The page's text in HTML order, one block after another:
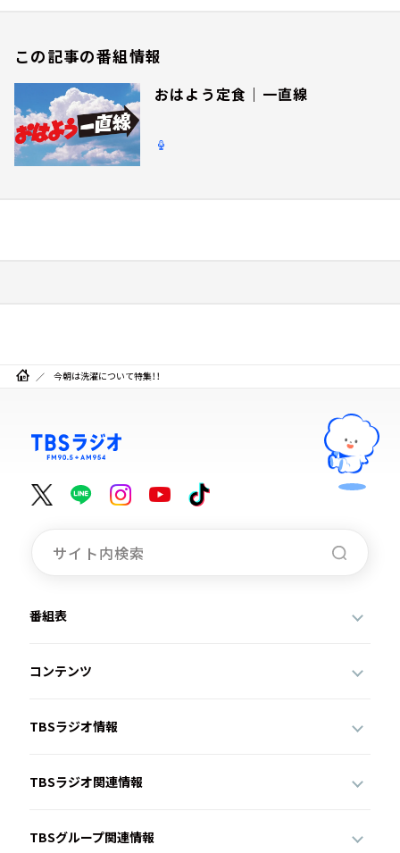
この記事の番組情報
おはよう定食｜一直線
今朝は洗濯について特集！！
番組表
コンテンツ
TBSラジオ情報
TBSラジオ関連情報
TBSグループ関連情報